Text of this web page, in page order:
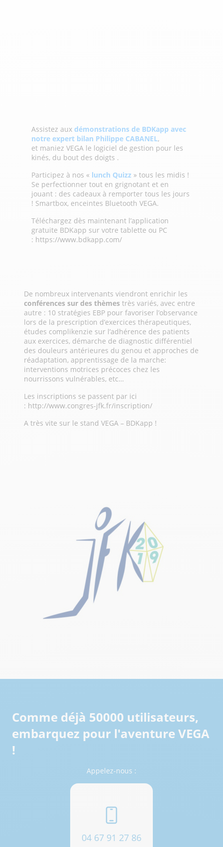
Assistez aux démonstrations de BDKapp avec
notre expert bilan Philippe CABANEL,
et maniez VEGA le logiciel de gestion pour les
kinés, du bout des doigts .
Participez à nos « lunch Quizz » tous les midis !
Se perfectionner tout en grignotant et en
jouant : des cadeaux à remporter tous les jours
! Smartbox, enceintes Bluetooth VEGA.
Téléchargez dès maintenant l’application
gratuite BDKapp sur votre tablette ou PC
: https://www.bdkapp.com/
De nombreux intervenants viendront enrichir les
conférences sur des thèmes très variés, avec entre
autre : 10 stratégies EBP pour favoriser l’observance
lors de la prescription d’exercices thérapeutiques,
études complikenzie sur l’adhérence des patients
aux exercices, démarche de diagnostic différentiel
des douleurs antérieures du genou et approches de
réadaptation, apprentissage de la marche:
interventions motrices précoces chez les
nourrissons vulnérables, etc…
Les inscriptions se passent par ici
: http://www.congres-jfk.fr/inscription/
A très vite sur le stand VEGA – BDKapp !
Comme déjà 50000 utilisateurs,
embarquez pour l'aventure VEGA
!
Appelez-nous :
04 67 91 27 86